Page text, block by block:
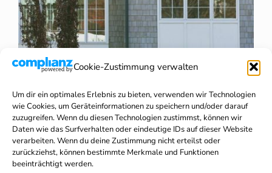
Cookie-Zustimmung verwalten
Um dir ein optimales Erlebnis zu bieten, verwenden wir Technologien
wie Cookies, um Geräteinformationen zu speichern und/oder darauf
zuzugreifen. Wenn du diesen Technologien zustimmst, können wir
Daten wie das Surfverhalten oder eindeutige IDs auf dieser Website
verarbeiten. Wenn du deine Zustimmung nicht erteilst oder
zurückziehst, können bestimmte Merkmale und Funktionen
beeinträchtigt werden.
Regenerative Energien
Die Zukunft gehört den erneuerbaren Energien